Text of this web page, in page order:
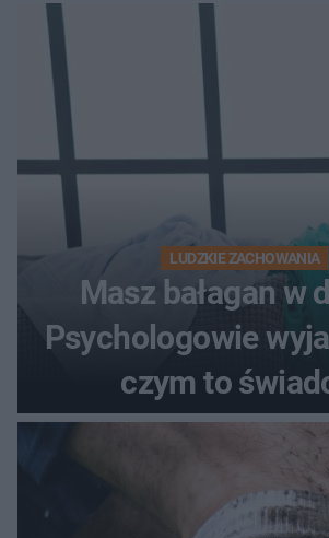
LUDZKIE ZACHOWANIA
Masz bałagan w
Psychologowie
czym to